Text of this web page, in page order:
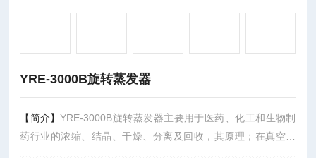
YRE-3000B旋转蒸发器
【简介】YRE-3000B旋转蒸发器主要用于医药、化工和生物制
药行业的浓缩、结晶、干燥、分离及回收，其原理；在真空条